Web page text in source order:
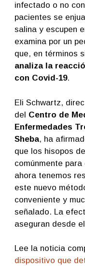
infectado o no
pacientes se
salina y escupen
examina por un
que, en términos
analiza la
con Covid-19.
Eli Schwartz,
del Centro de
Enfermedades
Sheba, ha
que los hisopos
comúnmente
ahora tenemos
este nuevo
conveniente y
señalado. La
aseguran desde
Lee la noticia
dispositivo que